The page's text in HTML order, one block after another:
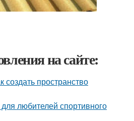
на сайте:
создать пространство
любителей спортивного